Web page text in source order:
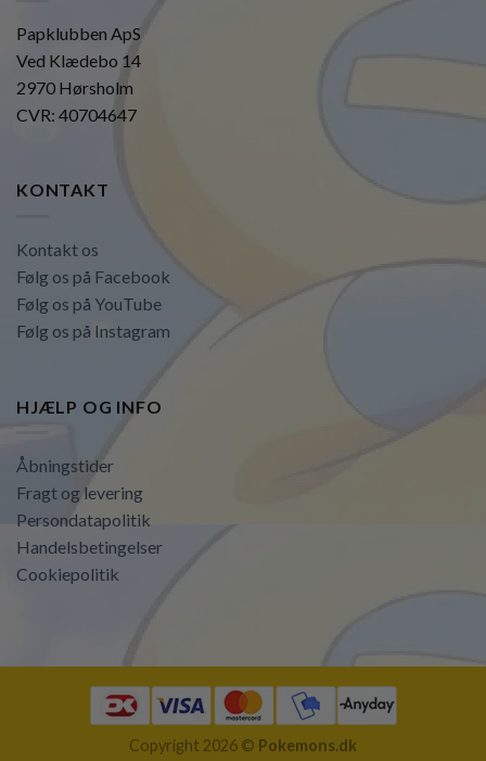
Papklubben ApS
Ved Klædebo 14
2970 Hørsholm
CVR: 40704647
KONTAKT
Kontakt os
Følg os på Facebook
Følg os på YouTube
Følg os på Instagram
HJÆLP OG INFO
Åbningstider
Fragt og levering
Persondatapolitik
Handelsbetingelser
Cookiepolitik
Copyright 2026 © Pokemons.dk